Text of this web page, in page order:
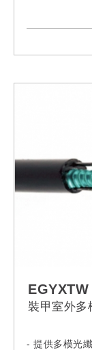
EGYXTW
裝甲室外多
- 提供多模光